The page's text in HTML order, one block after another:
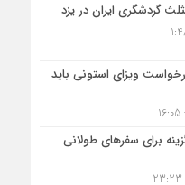
گردشگری ایران در یزد
ویزای استونی باید
برای سفرهای طولانی